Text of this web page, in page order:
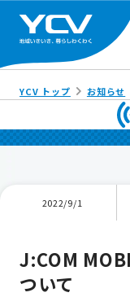
YCV トップ お知らせ
2022/9/1
J:COM
ついて